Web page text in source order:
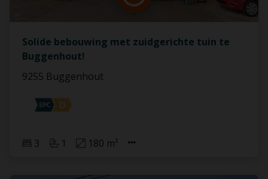
Solide bebouwing met zuidgerichte tuin te
Buggenhout!
9255 Buggenhout
3 1 180 m²